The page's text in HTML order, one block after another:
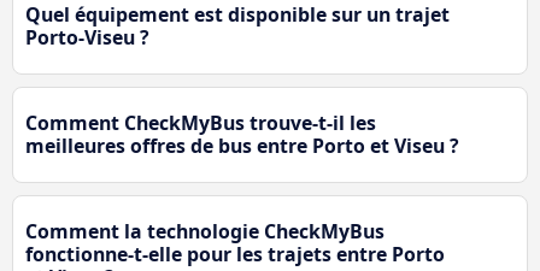
Quel équipement est disponible sur un trajet
Porto-Viseu ?
Comment CheckMyBus trouve-t-il les
meilleures offres de bus entre Porto et Viseu ?
Comment la technologie CheckMyBus
fonctionne-t-elle pour les trajets entre Porto